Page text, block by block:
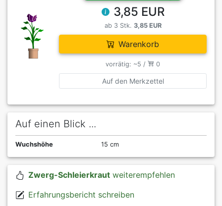
3,85 EUR
ab 3 Stk. 3,85 EUR
Warenkorb
vorrätig: ~5 / 0
Auf den Merkzettel
Auf einen Blick ...
Wuchshöhe 15 cm
Zwerg-Schleierkrautweiterempfehlen
Erfahrungsbericht schreiben